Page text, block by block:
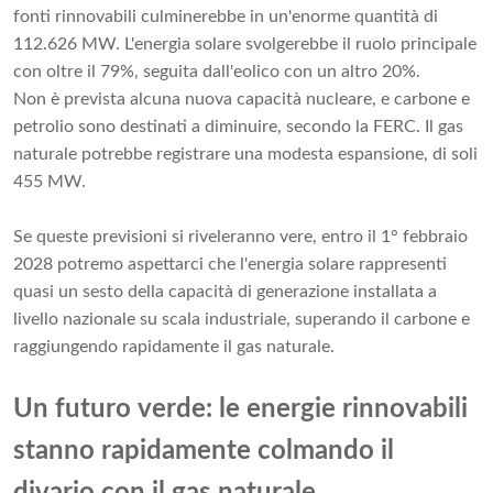
fonti rinnovabili culminerebbe in un'enorme quantità di
112.626 MW. L'energia solare svolgerebbe il ruolo principale
con oltre il 79%, seguita dall'eolico con un altro 20%.
Non è prevista alcuna nuova capacità nucleare, e carbone e
petrolio sono destinati a diminuire, secondo la FERC. Il gas
naturale potrebbe registrare una modesta espansione, di soli
455 MW.
Se queste previsioni si riveleranno vere, entro il 1° febbraio
2028 potremo aspettarci che l'energia solare rappresenti
quasi un sesto della capacità di generazione installata a
livello nazionale su scala industriale, superando il carbone e
raggiungendo rapidamente il gas naturale.
Un futuro verde: le energie rinnovabili
stanno rapidamente colmando il